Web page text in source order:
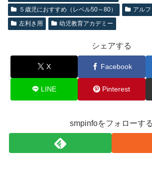
５歳児におすすめ（レベル50～80）
アルフ
左利き用
幼児教育アカデミー
シェアする
X Facebook
LINE Pinterest
smpinfoをフォローする